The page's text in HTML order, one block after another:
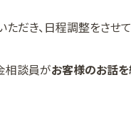
だき、日程調整をさせて
相談員がお客様のお話